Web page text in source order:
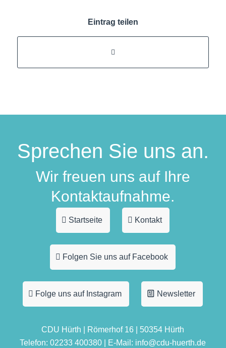
Eintrag teilen
Sprechen Sie uns an.
Wir freuen uns auf Ihre
Kontaktaufnahme.
Startseite Kontakt
Folgen Sie uns auf Facebook
Folge uns auf Instagram Newsletter
CDU Hürth | Römerhof 16 | 50354 Hürth
Telefon: 02233 400380 | E-Mail: info@cdu-huerth.de